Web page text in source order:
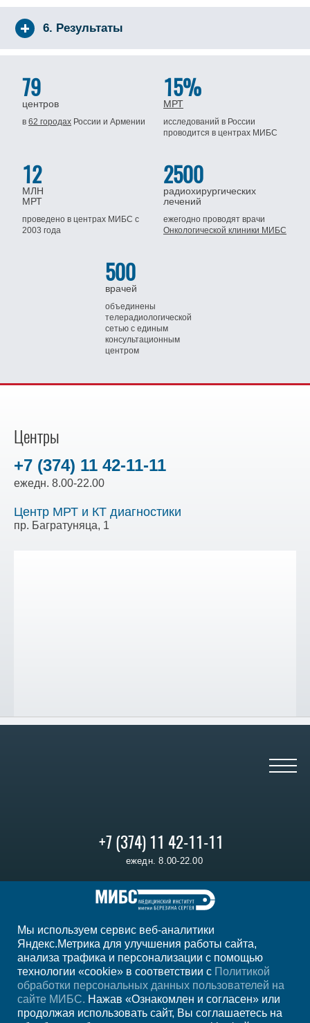
6. Результаты
79
центров
в62 городах Россиии Армении
15%
МРТ
исследований в России
проводится в центрах МИБС
12
МЛН
МРТ
проведено в центрах МИБСс
2003 года
2500
радиохирургических
лечений
ежегодно проводят врачи
Онкологической клиники МИБС
500
врачей
объединены
телерадиологической
сетью с единым
консультационным
центром
Центры
+7 (374) 11 42-11-11
ежедн. 8.00-22.00
Центр МРТ и КТ диагностики
пр. Багратуняца, 1
+7 (374) 11 42-11-11
ежедн. 8.00-22.00
РегионЕреван
Мы в социальных сетях
Мы используем сервис веб-аналитики
Яндекс.Метрика для улучшения работы сайта,
анализа трафика и персонализации с помощью
технологии «cookie» в соответствии с Политикой
обработки персональных данных пользователей на
сайте МИБС. Нажав «Ознакомлен и согласен» или
продолжая использовать сайт, Вы соглашаетесь на